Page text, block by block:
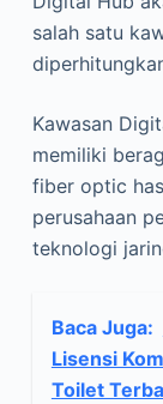
salah satu
Kawasan
memiliki
fiber optic
perusahaan
teknologi
Baca Juga:
Lisensi
Toilet